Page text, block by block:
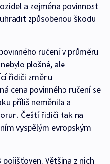
a zejména povinnost
způsobenou škodu
ručení v průměru
plošné, ale
řidiči změnu
cena povinného ručení se
příliš neměnila a
Čeští řidiči tak na
vyspělým evropským
Většina z nich